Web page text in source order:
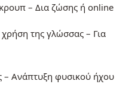
– Δια ζώσης ή online
της γλώσσας – Για
– Ανάπτυξη φυσικού ήχου